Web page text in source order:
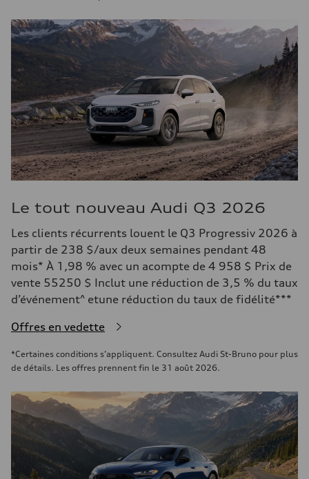
Le tout nouveau Audi Q3 2026
Les clients récurrents louent le Q3 Progressiv 2026 à
partir de 238 $/aux deux semaines pendant 48
mois* À 1,98 % avec un acompte de 4 958 $ Prix de
vente 55250 $ Inclut une réduction de 3,5 % du taux
d’événement^ etune réduction du taux de fidélité***
Offres en vedette
*Certaines conditions s’appliquent. Consultez Audi St-Bruno pour plus
de détails. Les offres prennent fin le 31 août 2026.